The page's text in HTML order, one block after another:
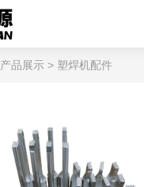
产品展示 > 塑焊机配件